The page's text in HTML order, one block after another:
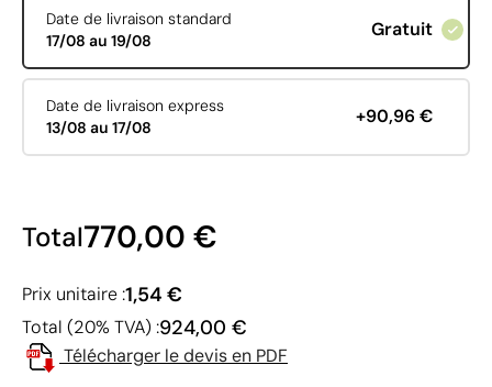
Date de livraison standard
17/08 au 19/08
Gratuit
Date de livraison express
13/08 au 17/08
+90,96 €
Total770,00 €
Prix unitaire :1,54 €
Total (20% TVA) :924,00 €
Télécharger le devis en PDF